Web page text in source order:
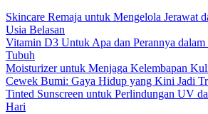
Skincare Remaja untuk Mengelola Jerawat
Usia Belasan
Vitamin D3 Untuk Apa dan Perannya dalam
Tubuh
Moisturizer untuk Menjaga Kelembapan
Cewek Bumi: Gaya Hidup yang Kini Jadi
Tinted Sunscreen untuk Perlindungan UV
Hari